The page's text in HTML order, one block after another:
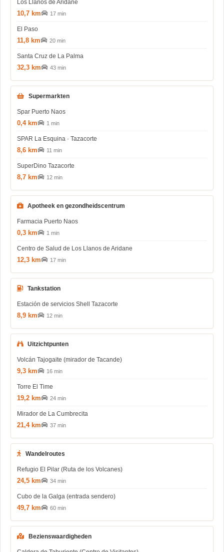
Los Llanos de Aridane
10,7 km 17 min
El Paso
11,8 km 20 min
Santa Cruz de La Palma
32,3 km 43 min
Supermarkten
Spar Puerto Naos
0,4 km 1 min
SPAR La Esquina · Tazacorte
8,6 km 11 min
SuperDino Tazacorte
8,7 km 12 min
Apotheek en gezondheidscentrum
Farmacia Puerto Naos
0,3 km 1 min
Centro de Salud de Los Llanos de Aridane
12,3 km 17 min
Tankstation
Estación de servicios Shell Tazacorte
8,9 km 12 min
Uitzichtpunten
Volcán Tajogaite (mirador de Tacande)
9,3 km 16 min
Torre El Time
19,2 km 24 min
Mirador de La Cumbrecita
21,4 km 37 min
Wandelroutes
Refugio El Pilar (Ruta de los Volcanes)
24,5 km 34 min
Cubo de la Galga (entrada sendero)
49,7 km 60 min
Bezienswaardigheden